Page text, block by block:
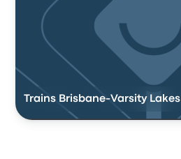
Trains Brisbane-Varsity Lakes